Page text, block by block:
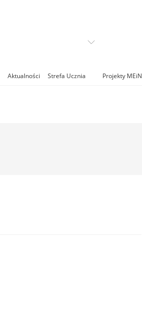
Aktualności Strefa Ucznia Projekty MEiN